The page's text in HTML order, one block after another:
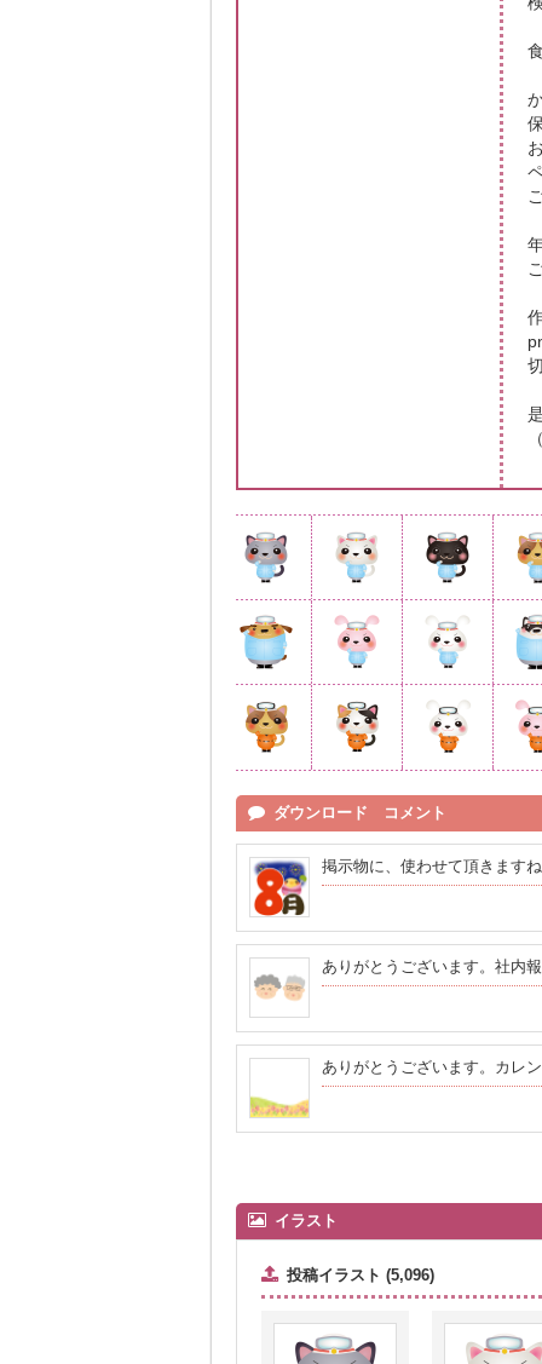
ダウンロード コメント
掲示物に、使わせて頂きます
ありがとうございます。社内
ありがとうございます。カレ
イラスト
投稿イラスト (5,096)